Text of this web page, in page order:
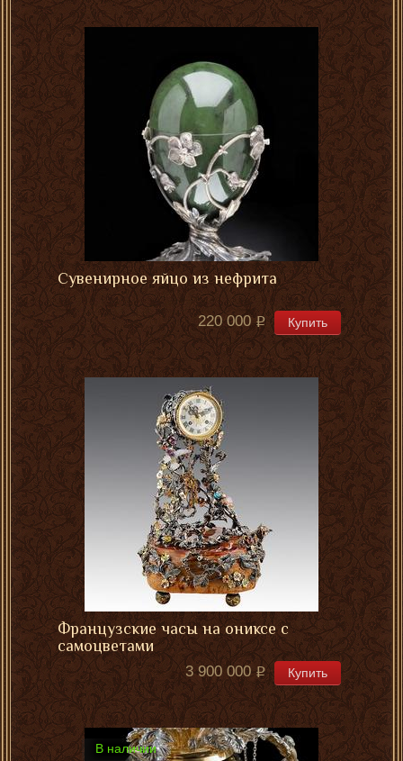
Сувенирное яйцо из нефрита
220 000 Купить
Французские часы на ониксе с
самоцветами
3 900 000 Купить
В наличии